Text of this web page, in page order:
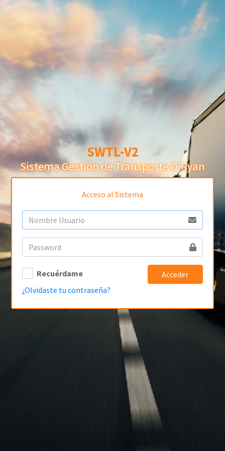
SWTL-V2
Sistema Gestión de Transporte O'Ryan
Acceso al Sistema
Recuérdame
Acceder
¿Olvidaste tu contraseña?